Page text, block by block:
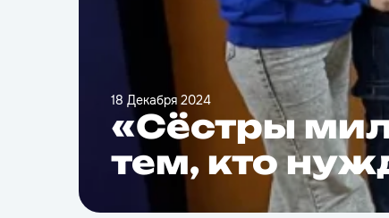
18 Декабря 2024
«Сёстры
тем, кто